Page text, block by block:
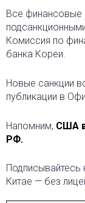
Все финансовые
Комиссия по
банка Кореи.
Новые санкции
публикации в
Напомним, США
РФ.
Подписывайтесь
Китае — без